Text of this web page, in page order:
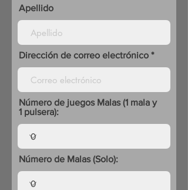
Apellido
Dirección de correo electrónico
Número de juegos Malas (1 mala y
1 pulsera):
Número de Malas (Solo):